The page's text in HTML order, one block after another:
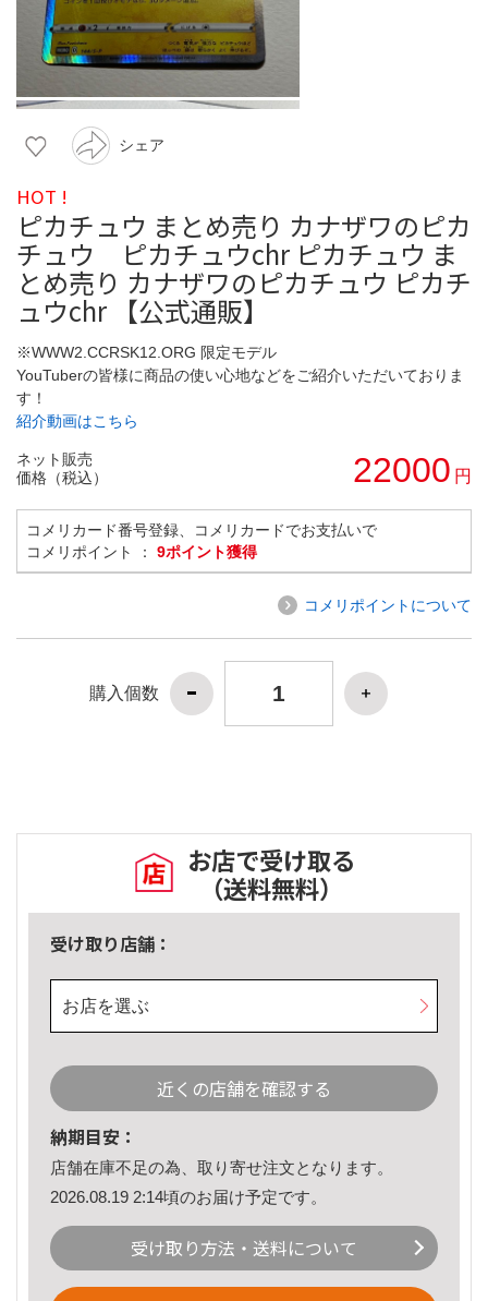
シェア
HOT !
ピカチュウ まとめ売り カナザワのピカ
チュウ ピカチュウchr ピカチュウ ま
とめ売り カナザワのピカチュウ ピカチ
ュウchr 【公式通販】
※WWW2.CCRSK12.ORG 限定モデル
YouTuberの皆様に商品の使い心地などをご紹介いただいておりま
す！
紹介動画はこちら
ネット販売
価格（税込）
22000 円
コメリカード番号登録、コメリカードでお支払いで
コメリポイント ： 9ポイント獲得
コメリポイントについて
購入個数
お店で受け取る
（送料無料）
受け取り店舗：
お店を選ぶ
近くの店舗を確認する
納期目安：
店舗在庫不足の為、取り寄せ注文となります。
2026.08.19 2:14頃のお届け予定です。
受け取り方法・送料について